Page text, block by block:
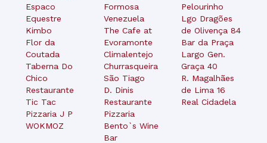
Espaco
Equestre
Kimbo
Flor da
Coutada
Taberna Do
Chico
Restaurante
Tic Tac
Pizzaria J P
WOKMOZ
Formosa
Venezuela
The Cafe at
Evoramonte
Climalentejo
Churrasqueira
São Tiago
D. Dinis
Restaurante
Pizzaria
Bento`s Wine
Bar
Pelourinho
Lgo Dragões
de Olivença 84
Bar da Praça
Largo Gen.
Graça 40
R. Magalhães
de Lima 16
Real Cidadela